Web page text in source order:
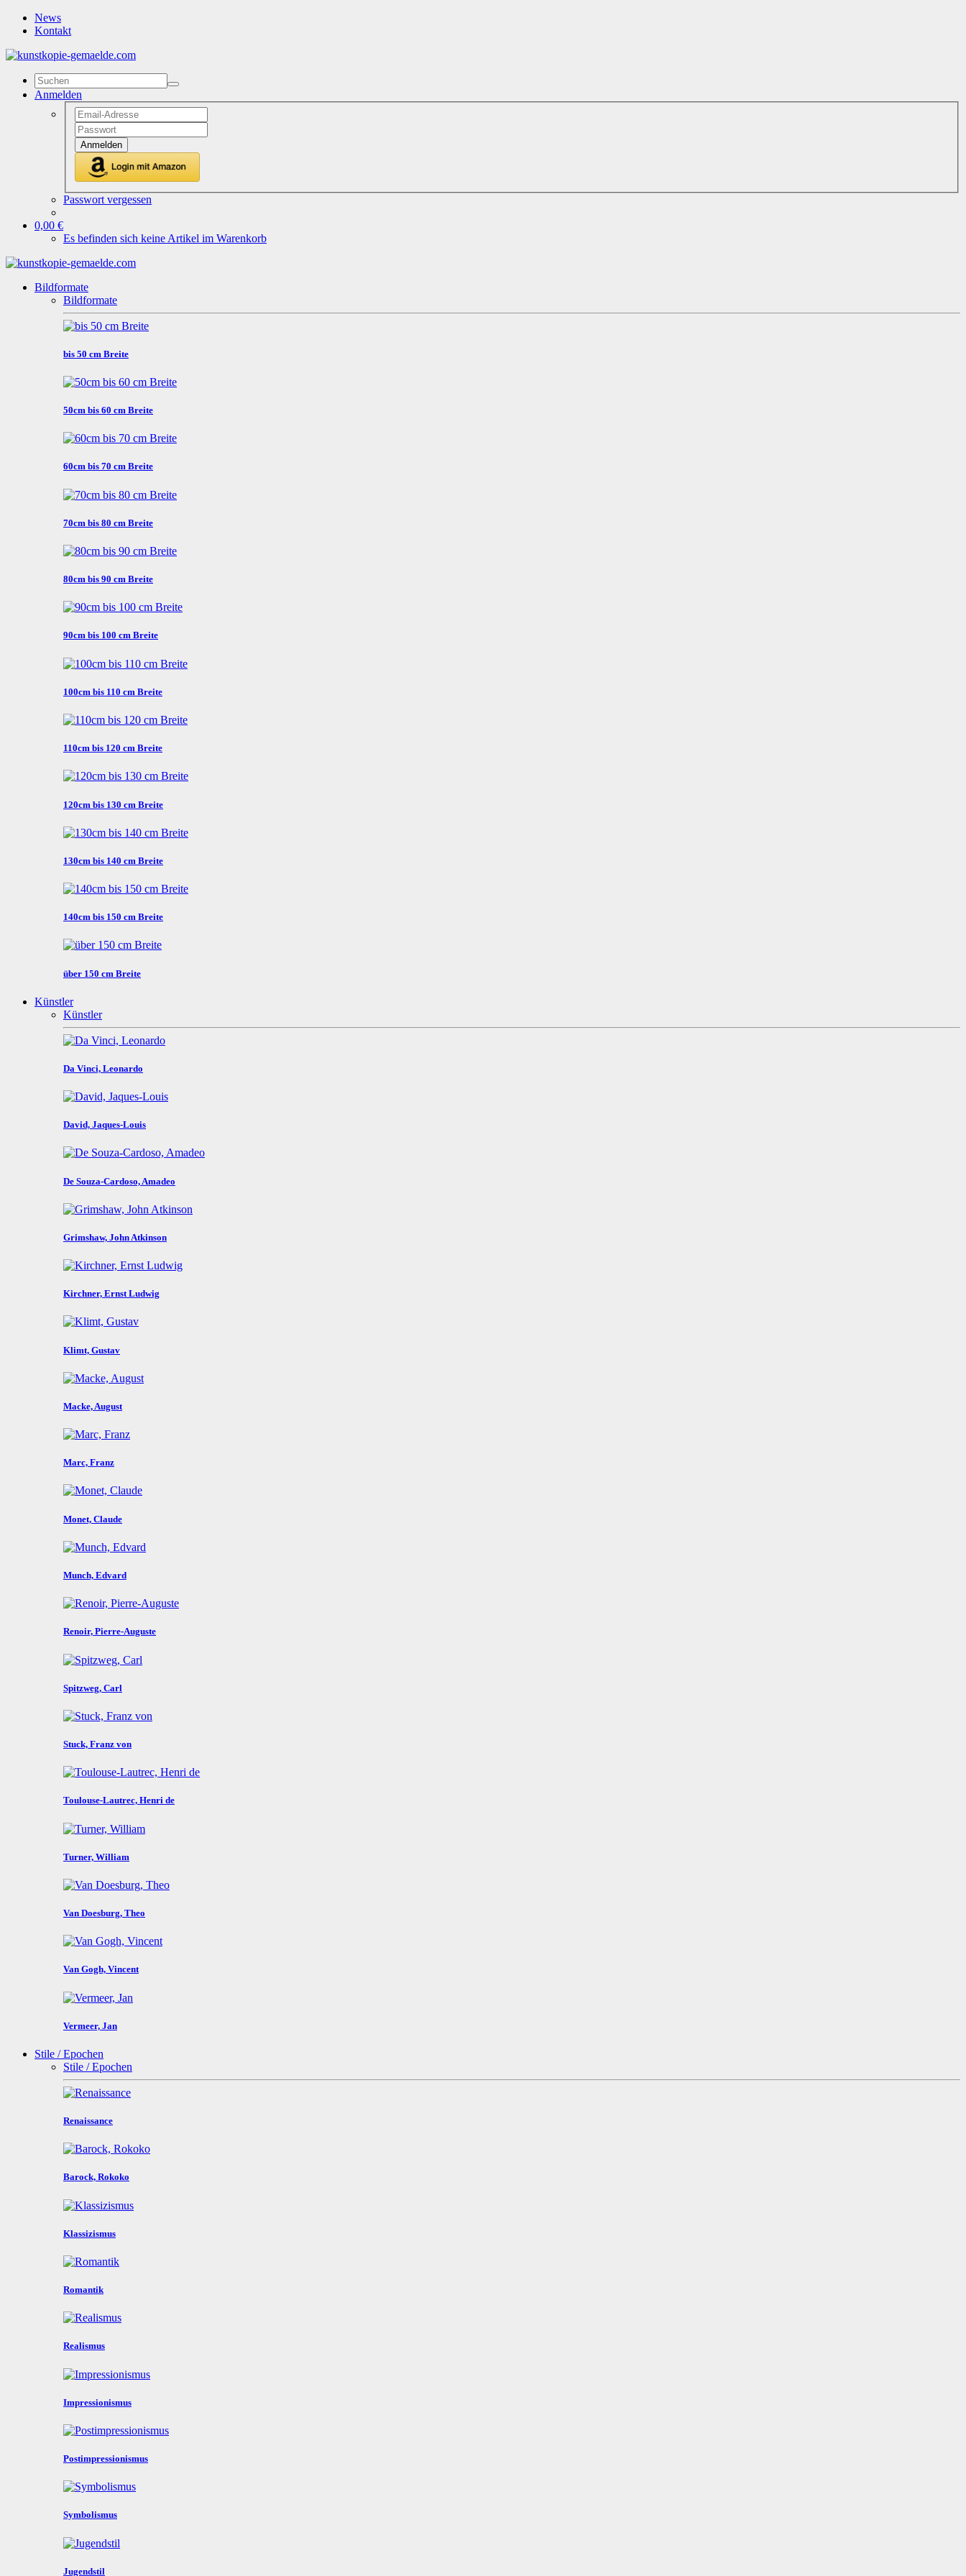
News
Kontakt
Anmelden
Anmelden
Passwort vergessen
0,00 €
Es befinden sich keine Artikel im Warenkorb
Bildformate
Bildformate
bis 50 cm Breite
50cm bis 60 cm Breite
60cm bis 70 cm Breite
70cm bis 80 cm Breite
80cm bis 90 cm Breite
90cm bis 100 cm Breite
100cm bis 110 cm Breite
110cm bis 120 cm Breite
120cm bis 130 cm Breite
130cm bis 140 cm Breite
140cm bis 150 cm Breite
über 150 cm Breite
Künstler
Künstler
Da Vinci, Leonardo
David, Jaques-Louis
De Souza-Cardoso, Amadeo
Grimshaw, John Atkinson
Kirchner, Ernst Ludwig
Klimt, Gustav
Macke, August
Marc, Franz
Monet, Claude
Munch, Edvard
Renoir, Pierre-Auguste
Spitzweg, Carl
Stuck, Franz von
Toulouse-Lautrec, Henri de
Turner, William
Van Doesburg, Theo
Van Gogh, Vincent
Vermeer, Jan
Stile / Epochen
Stile / Epochen
Renaissance
Barock, Rokoko
Klassizismus
Romantik
Realismus
Impressionismus
Postimpressionismus
Symbolismus
Jugendstil